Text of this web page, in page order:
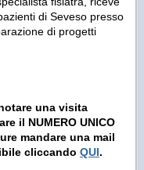
di Seveso presso
di progetti
una visita
il NUMERO UNICO
mandare una mail
cliccando QUI.